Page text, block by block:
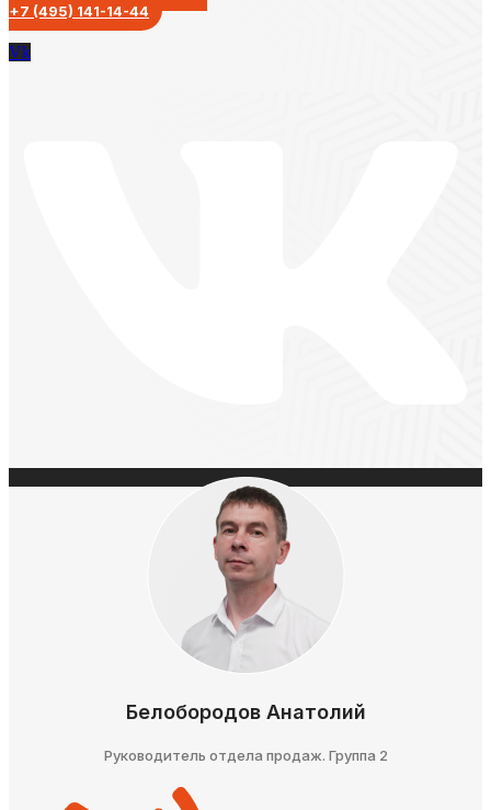
+7 (495) 141-14-44
Vk
Белобородов Анатолий
Руководитель отдела продаж. Группа 2